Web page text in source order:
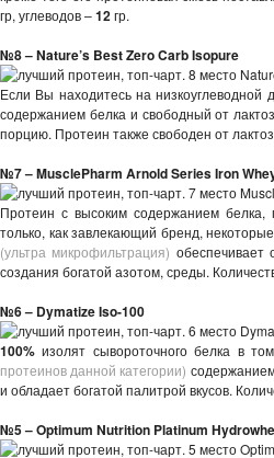
гр, углеводов –12гр.
№8 –Nature’s Best Zero Carb Isopure
Если Вы находитесь на
содержанием белка и свободный от
порцию. Протеин также свободен от
№7 –MusclePharm Arnold Series Iron
Протеин с высоким содержанием
только, как завлекающий бренд,
(ультра микрофильтрация) обеспечивает
создания богатой азотом, среды.
№6 – Dymatize Iso-100
100% изолят сывороточного белка в
протеинов данной категории)
и обладает богатой палитрой вкусов.
№5 –Optimum Nutrition Platinum